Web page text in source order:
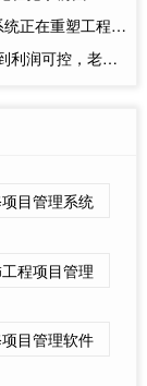
程企业的"数字大脑"
老板只需做对一步
目管理系统
程项目管理
目管理软件